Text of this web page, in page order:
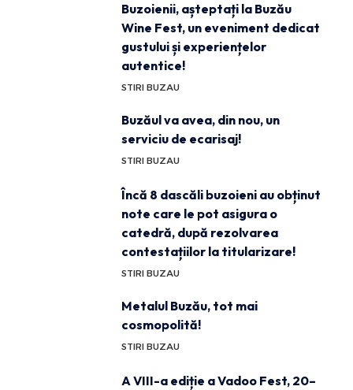
Buzoienii, așteptați la Buzău
Wine Fest, un eveniment dedicat
gustului și experiențelor
autentice!
STIRI BUZAU
Buzăul va avea, din nou, un
serviciu de ecarisaj!
STIRI BUZAU
Încă 8 dascăli buzoieni au obținut
note care le pot asigura o
catedră, după rezolvarea
contestațiilor la titularizare!
STIRI BUZAU
Metalul Buzău, tot mai
cosmopolită!
STIRI BUZAU
A VIII-a ediție a Vadoo Fest, 20–